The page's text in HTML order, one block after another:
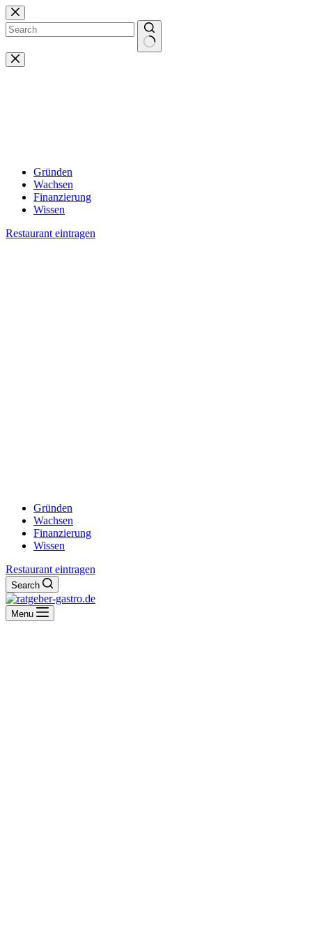
Zum
Inhalt
springen
Keine
Ergebnisse
Gründen
Wachsen
Finanzierung
Wissen
Restaurant eintragen
Gründen
Wachsen
Finanzierung
Wissen
Restaurant eintragen
Search
Menu